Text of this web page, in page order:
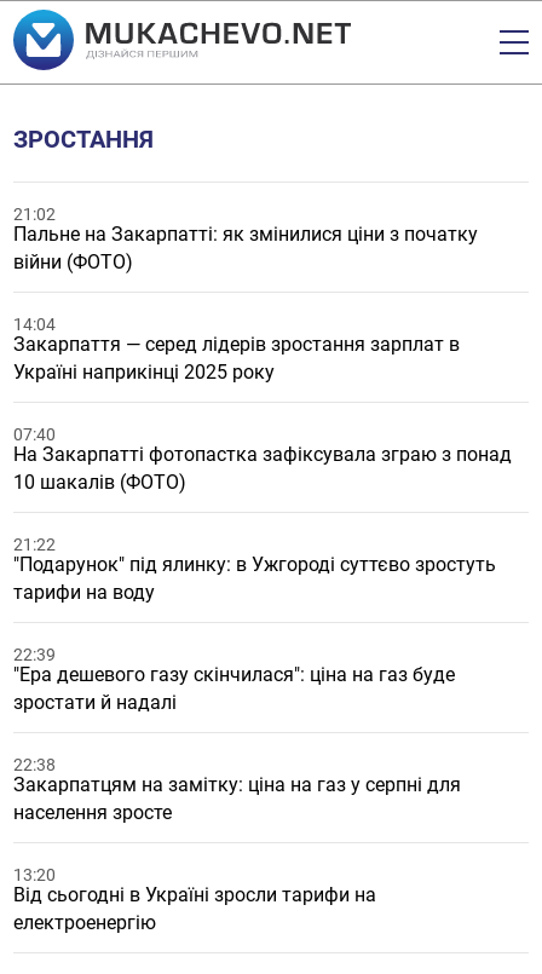
ЗРОСТАННЯ
21:02
Пальне на Закарпатті: як змінилися ціни з початку
війни (ФОТО)
14:04
Закарпаття — серед лідерів зростання зарплат в
Україні наприкінці 2025 року
07:40
На Закарпатті фотопастка зафіксувала зграю з понад
10 шакалів (ФОТО)
21:22
"Подарунок" під ялинку: в Ужгороді суттєво зростуть
тарифи на воду
22:39
"Ера дешевого газу скінчилася": ціна на газ буде
зростати й надалі
22:38
Закарпатцям на замітку: ціна на газ у серпні для
населення зросте
13:20
Від сьогодні в Україні зросли тарифи на
електроенергію